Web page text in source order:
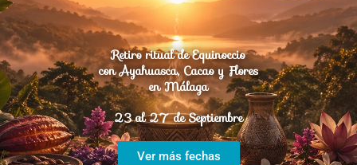
Retiro ritual de Equinoccio
con Ayahuasca, Cacao y Flores
en Málaga
23 al 27 de Septiembre
Ver más fechas